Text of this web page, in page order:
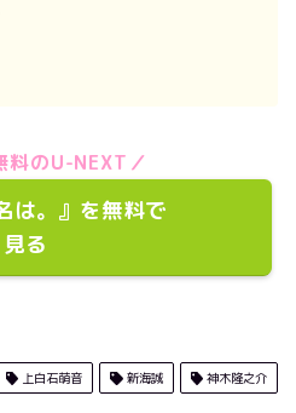
料のU-NEXT／
は。』を無料で
見る
上白石萌音 新海誠 神木隆之介